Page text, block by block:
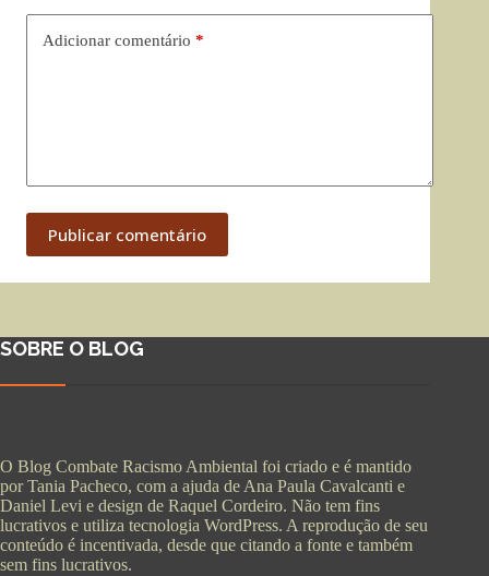
Adicionar comentário *
Publicar comentário
SOBRE O BLOG
O Blog Combate Racismo Ambiental foi criado e é mantido
por Tania Pacheco, com a ajuda de Ana Paula Cavalcanti e
Daniel Levi e design de Raquel Cordeiro. Não tem fins
lucrativos e utiliza tecnologia WordPress. A reprodução de seu
conteúdo é incentivada, desde que citando a fonte e também
sem fins lucrativos.